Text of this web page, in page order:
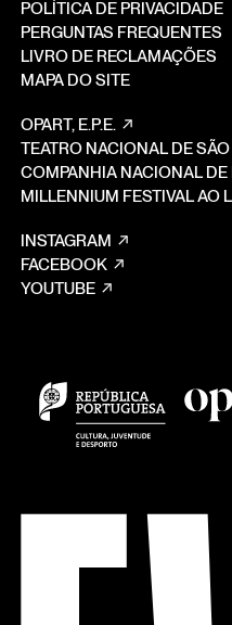
POLÍTICA DE PRIVACIDADE
PERGUNTAS FREQUENTES
LIVRO DE RECLAMAÇÕES
MAPA DO SITE
OPART, E.P.E.
TEATRO NACIONAL DE
COMPANHIA NACIONAL
MILLENNIUM FESTIVAL AO
INSTAGRAM
FACEBOOK
YOUTUBE